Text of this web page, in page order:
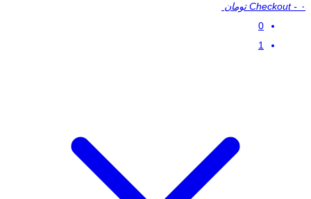
Checkout - ۰ تومان
0
1